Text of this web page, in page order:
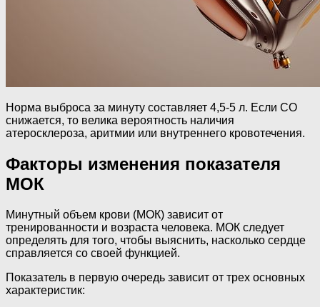
Норма выброса за минуту составляет 4,5-5 л. Если СО
снижается, то велика вероятность наличия
атеросклероза, аритмии или внутреннего кровотечения.
Факторы изменения показателя
МОК
Минутный объем крови (МОК) зависит от
тренированности и возраста человека. МОК следует
определять для того, чтобы выяснить, насколько сердце
справляется со своей функцией.
Показатель в первую очередь зависит от трех основных
характеристик: